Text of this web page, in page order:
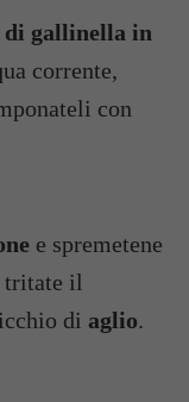
gallinella in
corrente,
con
e spremetene
tritate il
di aglio.